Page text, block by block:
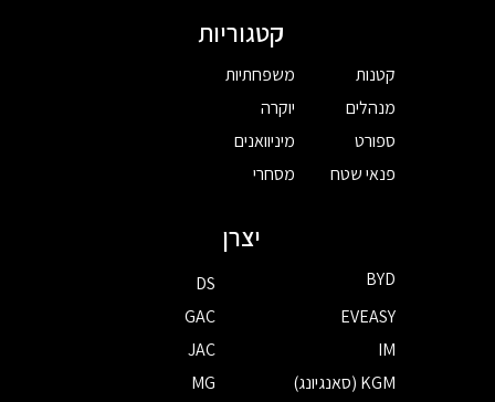
קטגוריות
קטנות
מנהלים
ספורט
פנאי שטח
משפחתיות
יוקרה
מיניוואנים
מסחרי
יצרן
BYD
DS
EVEASY
GAC
IM
JAC
KGM (סאנגיונג)
MG